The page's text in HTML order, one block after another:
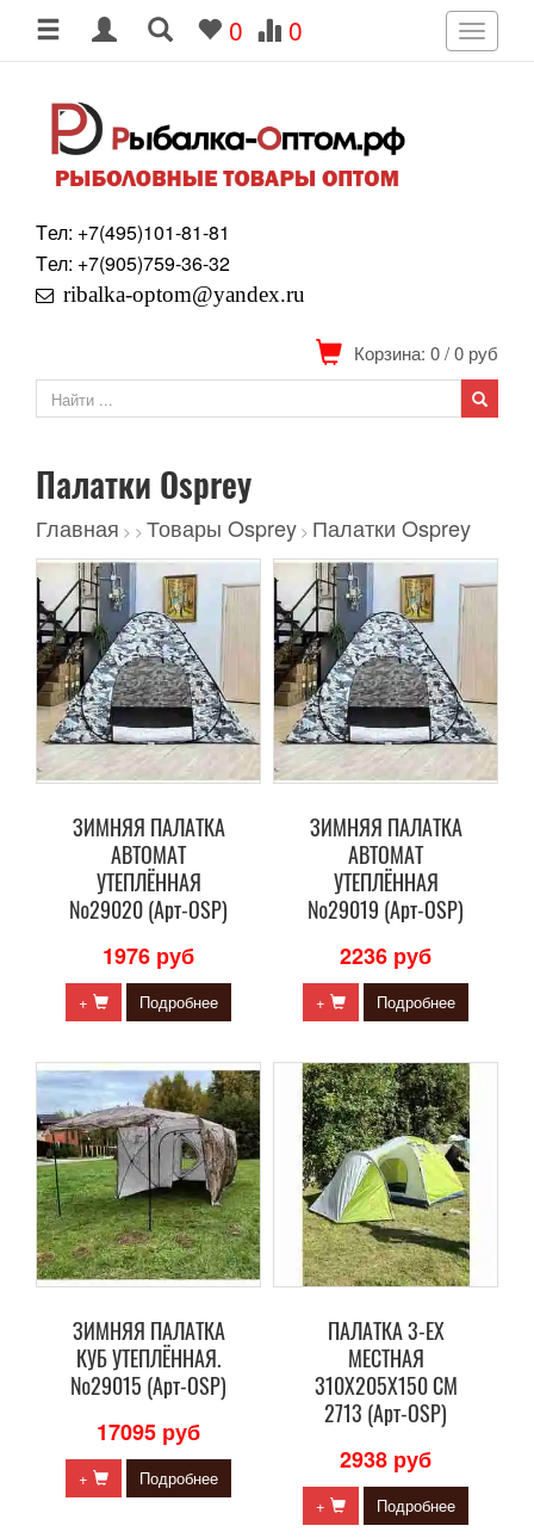
0 0
Toggle
Tел: +7(495)101-81-81
Tел: +7(905)759-36-32
ribalka-optom@yandex.ru
Корзина: 0/0 руб
Палатки Osprey
Главная > > Товары Osprey > Палатки Osprey
ЗИМНЯЯ ПАЛАТКА
АВТОМАТ
УТЕПЛЁННАЯ
№29020 (Арт-OSP)
1976 руб
+ Подробнее
ЗИМНЯЯ ПАЛАТКА
АВТОМАТ
УТЕПЛЁННАЯ
№29019 (Арт-OSP)
2236 руб
+ Подробнее
ЗИМНЯЯ ПАЛАТКА
КУБ УТЕПЛЁННАЯ.
№29015 (Арт-OSP)
17095 руб
+ Подробнее
ПАЛАТКА 3-ЕХ
МЕСТНАЯ
310Х205Х150 СМ
2713 (Арт-OSP)
2938 руб
+ Подробнее